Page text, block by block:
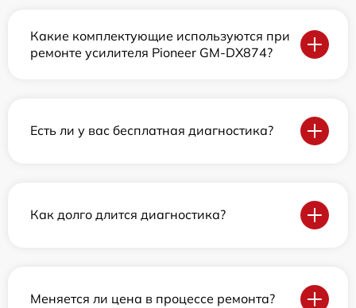
Какие комплектующие используются при
ремонте усилителя Pioneer GM-DX874?
Есть ли у вас бесплатная диагностика?
Как долго длится диагностика?
Меняется ли цена в процессе ремонта?